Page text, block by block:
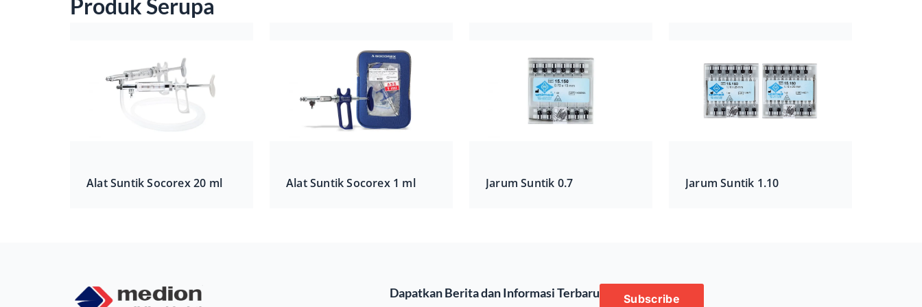
Produk Serupa
Alat Suntik Socorex 20 ml Alat Suntik Socorex 1 ml Jarum Suntik 0.7 Jarum Suntik 1.10
Dapatkan Berita dan Informasi Terbaru Subscribe